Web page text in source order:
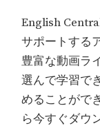
English
サポートする
豊富な動画ラ
選んで学習で
めることがで
ら今すぐダウ